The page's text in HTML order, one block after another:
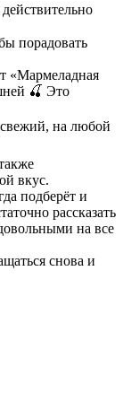
порадовать
«Мармеладная
🍒 Это
на любой
вкус.
подберёт и
рассказать
на все
снова и